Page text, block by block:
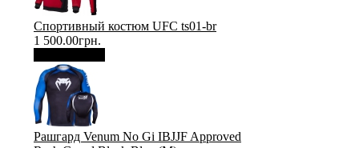
Спортивный костюм UFC ts01-br
1 500.00грн.
Рашгард Venum No Gi IBJJF Approved